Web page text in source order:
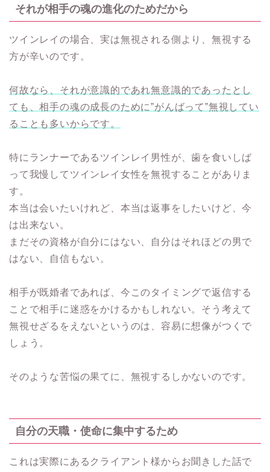
それが相手の魂の進化のためだから
ツインレイの場合、実は無視される側より、無視する
方が辛いのです。
何故なら、それが意識的であれ無意識的であったとし
ても、相手の魂の成長のために”がんばって”無視してい
ることも多いからです。
特にランナーであるツインレイ男性が、歯を食いしば
って我慢してツインレイ女性を無視することがありま
す。
本当は会いたいけれど、本当は返事をしたいけど、今
は出来ない。
まだその資格が自分にはない、自分はそれほどの男で
はない、自信もない。
相手が既婚者であれば、今このタイミングで返信する
ことで相手に迷惑をかけるかもしれない。そう考えて
無視せざるをえないというのは、容易に想像がつくで
しょう。
そのような苦悩の果てに、無視するしかないのです。
自分の天職・使命に集中するため
これは実際にあるクライアント様からお聞きした話で